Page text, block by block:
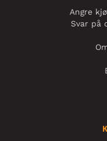
Angre
Svar på